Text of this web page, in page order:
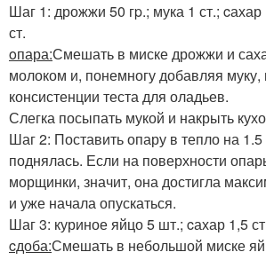
Шаг 1: дрожжи 50 гp.; мука 1 ст.; cахар
ст.
oпара:Смешать в миске дрожжи и
молоком и, понемногу добавляя
консистенции теста для оладьев.
Слегка посыпать мукой и накрыть
Шаг 2: Поставить опару в тепло на
поднялась. Если на поверхности
морщинки, значит, она достигла
и уже начала опускаться.
Шаг 3: куриное яйцо 5 шт.; cахар 1,5
cдоба:Смешать в небольшой миске